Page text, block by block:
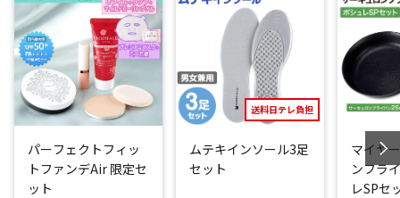
パーフェクトフィッ
トファンデAir 限定セ
ット
送料日テレ負担
ムテキインソール3足
セット
マイヤ
ンフラ
レSPセ